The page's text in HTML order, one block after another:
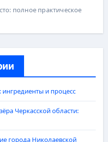
полное практическое
и процесс
Черкасской области:
города Николаевской